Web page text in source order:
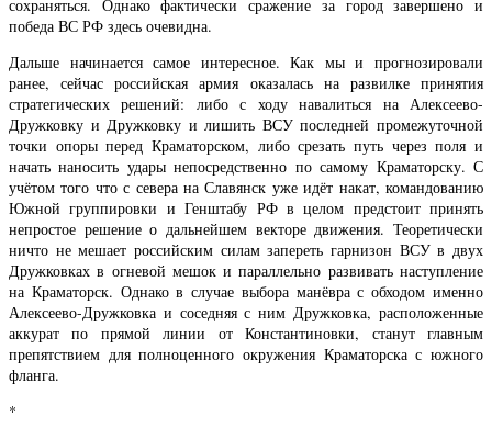
сохраняться. Однако фактически сражение за город завершено и
победа ВС РФ здесь очевидна.
Дальше начинается самое интересное. Как мы и прогнозировали
ранее, сейчас российская армия оказалась на развилке принятия
стратегических решений: либо с ходу навалиться на Алексеево-
Дружковку и Дружковку и лишить ВСУ последней промежуточной
точки опоры перед Краматорском, либо срезать путь через поля и
начать наносить удары непосредственно по самому Краматорску. С
учётом того что с севера на Славянск уже идёт накат, командованию
Южной группировки и Генштабу РФ в целом предстоит принять
непростое решение о дальнейшем векторе движения. Теоретически
ничто не мешает российским силам запереть гарнизон ВСУ в двух
Дружковках в огневой мешок и параллельно развивать наступление
на Краматорск. Однако в случае выбора манёвра с обходом именно
Алексеево-Дружковка и соседняя с ним Дружковка, расположенные
аккурат по прямой линии от Константиновки, станут главным
препятствием для полноценного окружения Краматорска с южного
фланга.
*